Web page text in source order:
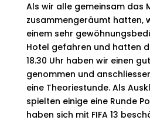
Als wir alle gemeinsam das
zusammengeräumt hatten,
einem sehr
Hotel gefahren und hatten
18.30 Uhr haben wir einen
genommen und
eine Theoriestunde. Als
spielten einige eine Runde
haben sich mit FIFA 13